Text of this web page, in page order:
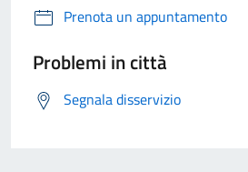
Prenota un appuntamento
Problemi in città
Segnala disservizio